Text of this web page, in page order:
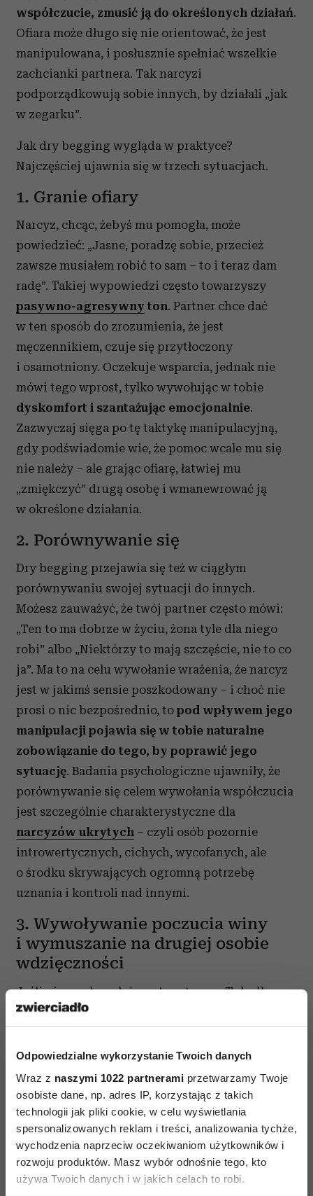
Odpowiedzialne wykorzystanie Twoich danych
Wraz z naszymi 1022 partnerami przetwarzamy Twoje
osobiste dane, np. adres IP, korzystając z takich
technologii jak pliki cookie, w celu wyświetlania
spersonalizowanych reklam i treści, analizowania tychże,
wychodzenia naprzeciw oczekiwaniom użytkowników i
rozwoju produktów. Masz wybór odnośnie tego, kto
używa Twoich danych i w jakich celach to robi.
współczucie, zmusić ją do określonych działań.
Ofiara może długo się nie orientować, że jest
manipulowana, i posłusznie spełniać wszelkie
zachcianki partnera. Tak narcyzi
podporządkowują sobie innych, by działali „jak
w zegarku”.
Jak dry begging wygląda w praktyce?
Najczęściej ujawnia się w trzech sytuacjach.
1. Granie ofiary
Narcyz, chcąc, żebyś mu pomogła, może
powiedzieć: „Jasne, poradzę sobie, przecież
zawsze musiałem robić to sam – to i teraz dam
radę”. Takiej wypowiedzi często towarzyszy
pasywno-agresywny ton. Partner chce dać
w ten sposób do zrozumienia, że jest
męczennikiem, czuje się przytłoczony
i osamotniony. Oczekuje wsparcia, jednak nie
mówi tego wprost, tylko wywołując w tobie
dyskomfort i szantażując emocjonalnie.
Zazwyczaj sięga po tę taktykę manipulacyjną,
gdy podświadomie wie, że pomoc wcale mu się
nie należy – ale grając ofiarę, łatwiej mu
„zmiękczyć” drugą osobę i wmanewrować ją
w określone działania.
2. Porównywanie się
Dry begging przejawia się też w ciągłym
porównywaniu swojej sytuacji do innych.
Możesz zauważyć, że twój partner często mówi:
„Ten to ma dobrze w życiu, żona tyle dla niego
robi” albo „Niektórzy to mają szczęście, nie to co
ja”. Ma to na celu wywołanie wrażenia, że narcyz
jest w jakimś sensie poszkodowany – i choć nie
prosi o nic bezpośrednio, to pod wpływem jego
manipulacji pojawia się w tobie naturalne
zobowiązanie do tego, by poprawić jego
sytuację. Badania psychologiczne ujawniły, że
porównywanie się celem wywołania współczucia
jest szczególnie charakterystyczne dla
narcyzów ukrytych – czyli osób pozornie
introwertycznych, cichych, wycofanych, ale
o środku skrywających ogromną potrzebę
uznania i kontroli nad innymi.
3. Wywoływanie poczucia winy
i wymuszanie na drugiej osobie
wdzięczności
Jeśli nieraz słyszałaś z ust partnera: „Tyle dla
ciebie zrobiłem, a ty tak mi się odpłacasz?” albo
zrobiłaś dla mnie?” – to możesz być pewna, że
padłaś ofiarą manipulacji. W tym przypadku
narcyz stawia się w roli wspaniałomyślnego
darczyńcy, którego wysiłki nie są doceniane
przez „okrutną” partnerkę. Chce on wywołać
w tobie poczucie winy, że nie jesteś
wystarczająco wdzięczna za jego pomoc, więc